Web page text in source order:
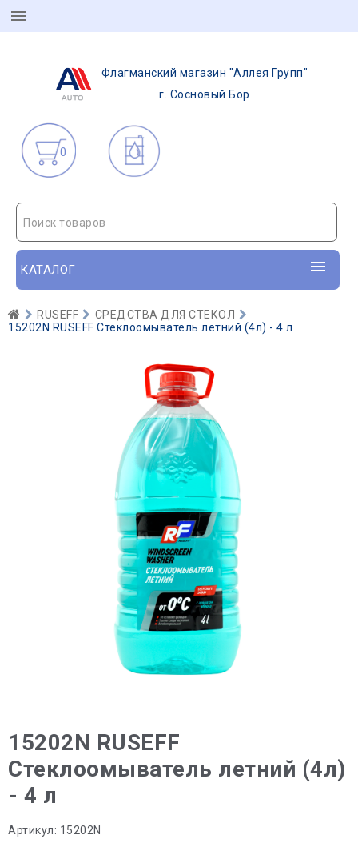
Флагманский магазин "Аллея Групп"
г. Сосновый Бор
0
Поиск товаров
КАТАЛОГ
RUSEFF
СРЕДСТВА ДЛЯ СТЕКОЛ
15202N RUSEFF Стеклоомыватель летний (4л) - 4 л
15202N RUSEFF
Стеклоомыватель летний (4л)
- 4 л
Артикул: 15202N